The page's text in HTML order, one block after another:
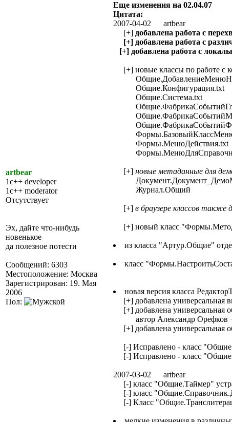
artbear
1c++ developer
1c++ moderator
Отсутствует
Эх, дайте что-нибудь
новенькое
да полезное потести
Сообщений: 6303
Местоположение: Москва
Зарегистрирован: 19. Мая
2006
Пол:
Еще изменения на 02.04.07
Цитата:
2007-04-02 artbear
[+] добавлена работа с
[+] добавлена работа с
[+] добавлена работа с
[+] новые классы по работе с
Общие.Конфигурация.txt
Общие.Система.txt
Формы.МенюДействия.txt
[+] новые метаданные для
Журнал.Общий
[+] в браузере классов также
[+] новый класс
из класса "Артур.Общие"
класс
новая версия класса
[+] добавлена универсальная
[+] добавлена универсальная
автор Александр Орефков +
[+] добавлена универсальная
[-] Исправлено - класс
[-] Исправлено - класс
2007-03-02 artbear
[-] класс "Общие.Таймер"
[-] класс
[-] Класс